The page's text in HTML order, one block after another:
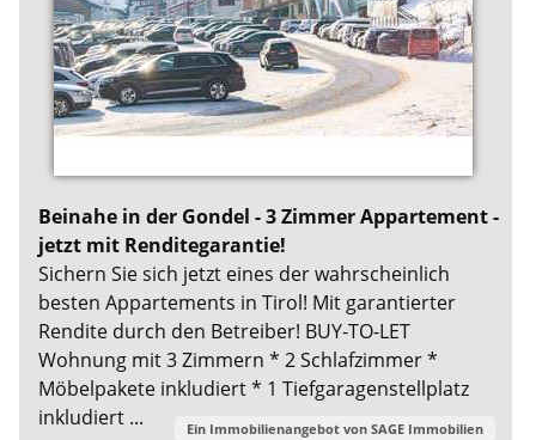
Beinahe in der Gondel - 3 Zimmer Appartement -
jetzt mit Renditegarantie!
Sichern Sie sich jetzt eines der wahrscheinlich
besten Appartements in Tirol! Mit garantierter
Rendite durch den Betreiber! BUY-TO-LET
Wohnung mit 3 Zimmern * 2 Schlafzimmer *
Möbelpakete inkludiert * 1 Tiefgaragenstellplatz
inkludiert ...
Ein Immobilienangebot von SAGE Immobilien